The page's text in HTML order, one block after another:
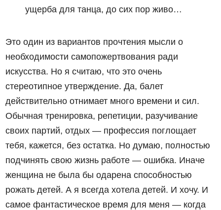
ущерба для танца, до сих пор живо…
Это один из вариантов прочтения мысли о
необходимости самопожертвования ради
искусства. Но я считаю, что это очень
стереотипное утверждение. Да, балет
действительно отнимает много времени и сил.
Обычная тренировка, репетиции, разучивание
своих партий, отдых — профессия поглощает
тебя, кажется, без остатка. Но думаю, полностью
подчинять свою жизнь работе — ошибка. Иначе
женщина не была бы одарена способностью
рожать детей. А я всегда хотела детей. И хочу. И
самое фантастическое время для меня — когда